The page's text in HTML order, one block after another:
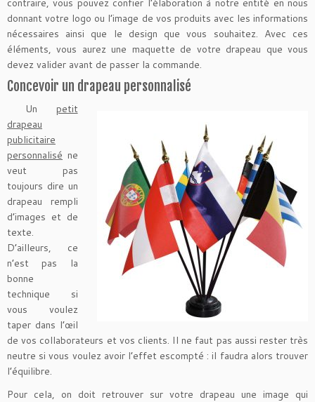
contraire, vous pouvez confier l’élaboration à notre entité en nous
donnant votre logo ou l’image de vos produits avec les informations
nécessaires ainsi que le design que vous souhaitez. Avec ces
éléments, vous aurez une maquette de votre drapeau que vous
devez valider avant de passer la commande.
Concevoir un drapeau personnalisé
Un petit
drapeau
publicitaire
personnalisé ne
veut pas
toujours dire un
drapeau rempli
d’images et de
texte.
D’ailleurs, ce
n’est pas la
bonne
technique si
vous voulez
taper dans l’œil
de vos collaborateurs et vos clients. Il ne faut pas aussi rester très
neutre si vous voulez avoir l’effet escompté : il faudra alors trouver
l’équilibre.
Pour cela, on doit retrouver sur votre drapeau une image qui